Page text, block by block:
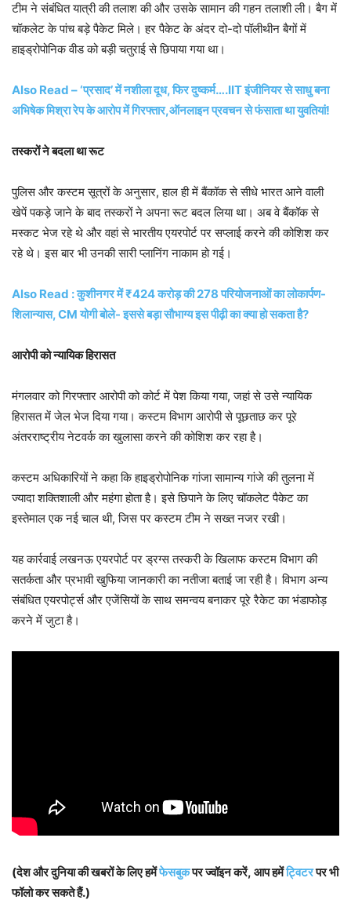
टीम ने संबंधित यात्री की तलाश की और उसके सामान की गहन तलाशी ली। बैग में
चॉकलेट के पांच बड़े पैकेट मिले। हर पैकेट के अंदर दो-दो पॉलीथीन बैगों में
हाइड्रोपोनिक वीड को बड़ी चतुराई से छिपाया गया था।
Also Read – ‘प्रसाद’ में नशीला दूध, फिर दुष्कर्म….IIT इंजीनियर से साधु बना
अभिषेक मिश्रा रेप के आरोप में गिरफ्तार,ऑनलाइन प्रवचन से फंसाता था युवतियां!
तस्करों ने बदला था रूट
पुलिस और कस्टम सूत्रों के अनुसार, हाल ही में बैंकॉक से सीधे भारत आने वाली
खेपें पकड़े जाने के बाद तस्करों ने अपना रूट बदल लिया था। अब वे बैंकॉक से
मस्कट भेज रहे थे और वहां से भारतीय एयरपोर्ट पर सप्लाई करने की कोशिश कर
रहे थे। इस बार भी उनकी सारी प्लानिंग नाकाम हो गई।
Also Read : कुशीनगर में ₹424 करोड़ की 278 परियोजनाओं का लोकार्पण-
शिलान्यास, CM योगी बोले- इससे बड़ा सौभाग्य इस पीढ़ी का क्या हो सकता है?
आरोपी को न्यायिक हिरासत
मंगलवार को गिरफ्तार आरोपी को कोर्ट में पेश किया गया, जहां से उसे न्यायिक
हिरासत में जेल भेज दिया गया। कस्टम विभाग आरोपी से पूछताछ कर पूरे
अंतरराष्ट्रीय नेटवर्क का खुलासा करने की कोशिश कर रहा है।
कस्टम अधिकारियों ने कहा कि हाइड्रोपोनिक गांजा सामान्य गांजे की तुलना में
ज्यादा शक्तिशाली और महंगा होता है। इसे छिपाने के लिए चॉकलेट पैकेट का
इस्तेमाल एक नई चाल थी, जिस पर कस्टम टीम ने सख्त नजर रखी।
यह कार्रवाई लखनऊ एयरपोर्ट पर ड्रग्स तस्करी के खिलाफ कस्टम विभाग की
सतर्कता और प्रभावी खुफिया जानकारी का नतीजा बताई जा रही है। विभाग अन्य
संबंधित एयरपोर्ट्स और एजेंसियों के साथ समन्वय बनाकर पूरे रैकेट का भंडाफोड़
करने में जुटा है।
(देश और दुनिया की खबरों के लिए हमेंफेसबुकपर ज्वॉइन करें, आप हमेंट्विटरपर भी
फॉलो कर सकते हैं.)